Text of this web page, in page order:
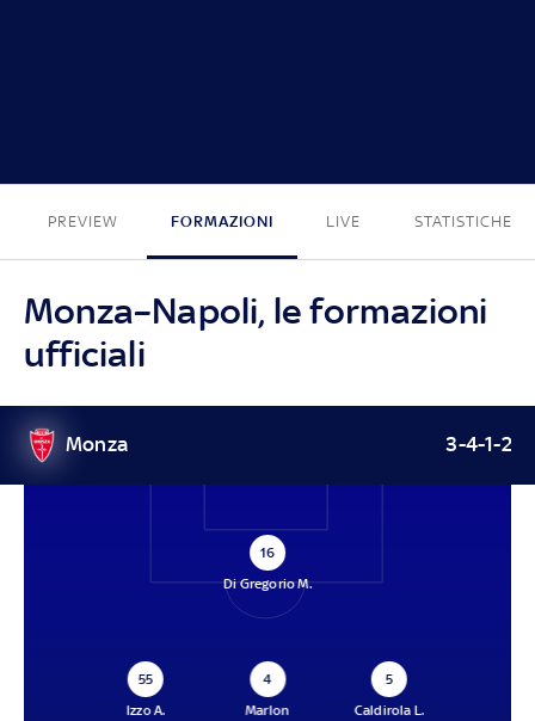
PREVIEW FORMAZIONI LIVE STATISTICHE
Monza–Napoli, le formazioni
ufficiali
Monza 3-4-1-2
16
Di Gregorio M.
55
Izzo A.
4
Marlon
5
Caldirola L.